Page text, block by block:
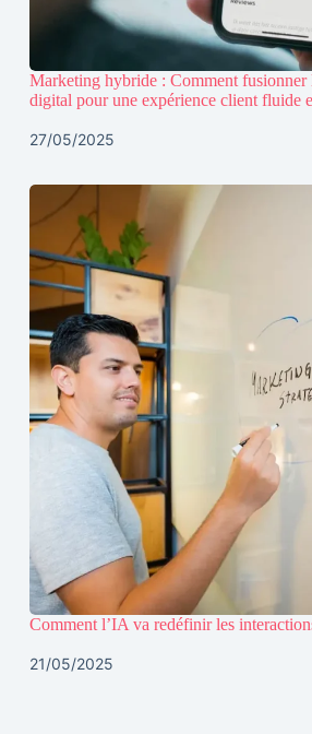
Marketing hybride : Comment fusionner
digital pour une expérience client fluide
27/05/2025
Comment l’IA va redéfinir les
21/05/2025